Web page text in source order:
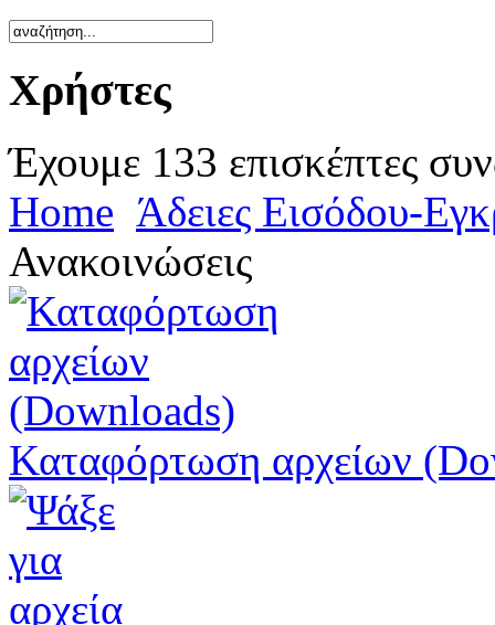
Χρήστες
Έχουμε 133 επισκέπτες
Home Άδειες Εισόδου-
Ανακοινώσεις
Καταφόρτωση αρχείων